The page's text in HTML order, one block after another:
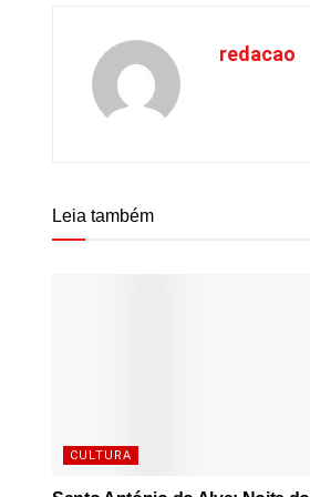
redacao
Leia também
CULTURA